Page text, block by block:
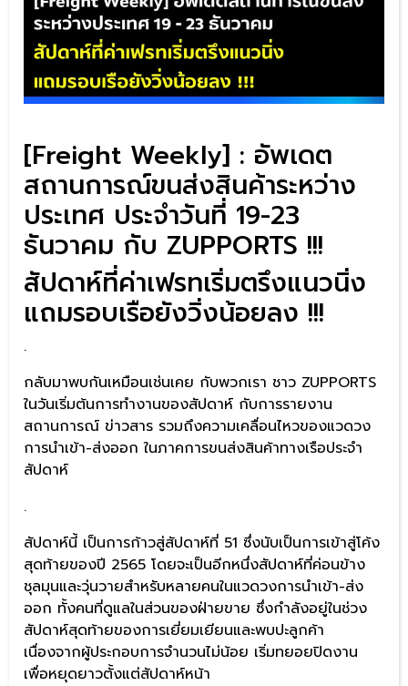
[Freight Weekly] : อัพเดต
สถานการณ์ขนส่งสินค้าระหว่าง
ประเทศ ประจำวันที่ 19-23
ธันวาคม กับ ZUPPORTS !!!
สัปดาห์ที่ค่าเฟรทเริ่มตรึงแนวนิ่ง
แถมรอบเรือยังวิ่งน้อยลง !!!
.
กลับมาพบกันเหมือนเช่นเคย กับพวกเรา ชาว ZUPPORTS
ในวันเริ่มต้นการทำงานของสัปดาห์ กับการรายงาน
สถานการณ์ ข่าวสาร รวมถึงความเคลื่อนไหวของแวดวง
การนำเข้า-ส่งออก ในภาคการขนส่งสินค้าทางเรือประจำ
สัปดาห์
.
สัปดาห์นี้ เป็นการก้าวสู่สัปดาห์ที่ 51 ซึ่งนับเป็นการเข้าสู่โค้ง
สุดท้ายของปี 2565 โดยจะเป็นอีกหนึ่งสัปดาห์ที่ค่อนข้าง
ชุลมุนและวุ่นวายสำหรับหลายคนในแวดวงการนำเข้า-ส่ง
ออก ทั้งคนที่ดูแลในส่วนของฝ่ายขาย ซึ่งกำลังอยู่ในช่วง
สัปดาห์สุดท้ายของการเยี่ยมเยียนและพบปะลูกค้า
เนื่องจากผู้ประกอบการจำนวนไม่น้อย เริ่มทยอยปิดงาน
เพื่อหยุดยาวตั้งแต่สัปดาห์หน้า